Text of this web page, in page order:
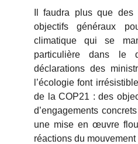
Il faudra plus que
objectifs généraux
climatique qui se
particulière dans le
déclarations des
l’écologie font
de la COP21 : des
d’engagements
une mise en œuvre
réactions du mouvement